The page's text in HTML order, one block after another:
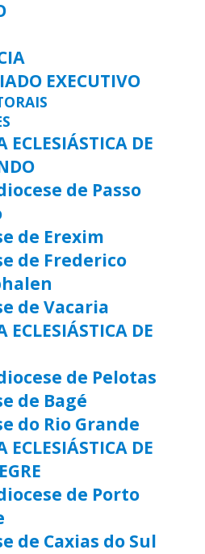
EXECUTIVO
ECLESIÁSTICA DE
de Passo
de Erexim
de Frederico
de Vacaria
ECLESIÁSTICA DE
de Pelotas
de Bagé
do Rio Grande
ECLESIÁSTICA DE
de Porto
de Caxias do Sul